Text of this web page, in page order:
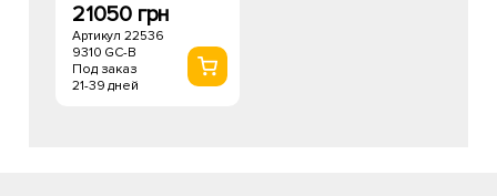
21050 грн
Артикул 22536
9310 GC-B
Под заказ
21-39 дней